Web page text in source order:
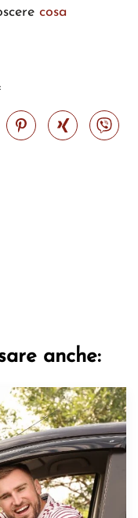
cosa
anche: